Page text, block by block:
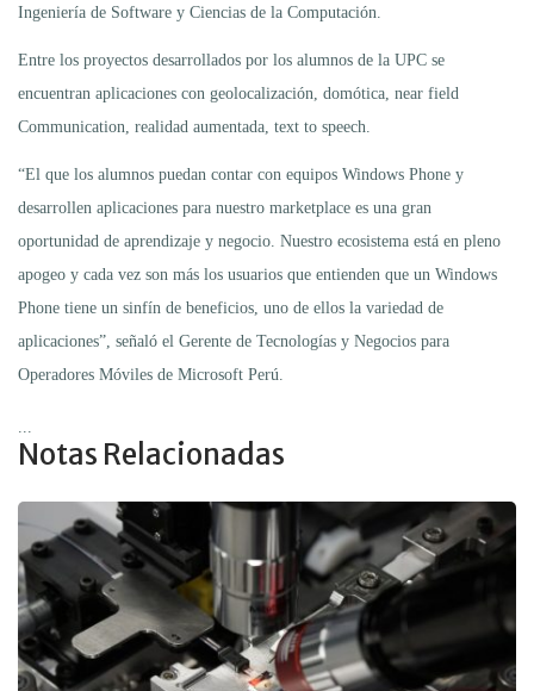
Ingeniería de Software y Ciencias de la Computación.
Entre los proyectos desarrollados por los alumnos de la UPC se
encuentran aplicaciones con geolocalización, domótica, near field
Communication, realidad aumentada, text to speech.
“El que los alumnos puedan contar con equipos Windows Phone y
desarrollen aplicaciones para nuestro marketplace es una gran
oportunidad de aprendizaje y negocio. Nuestro ecosistema está en pleno
apogeo y cada vez son más los usuarios que entienden que un Windows
Phone tiene un sinfín de beneficios, uno de ellos la variedad de
aplicaciones”, señaló el Gerente de Tecnologías y Negocios para
Operadores Móviles de Microsoft Perú.
Notas Relacionadas